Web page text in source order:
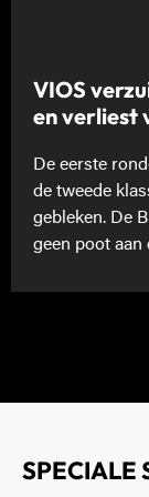
VIOS
en verliest
De eerste
de tweede
gebleken. De
geen poot aan
SPECIALE